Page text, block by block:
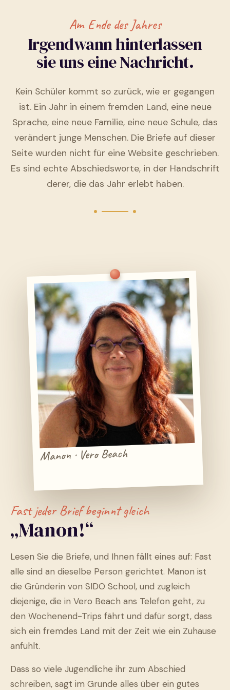
Am Ende des Jahres
Irgendwann hinterlassen
sie uns eine Nachricht.
Kein Schüler kommt so zurück, wie er gegangen
ist. Ein Jahr in einem fremden Land, eine neue
Sprache, eine neue Familie, eine neue Schule, das
verändert junge Menschen. Die Briefe auf dieser
Seite wurden nicht für eine Website geschrieben.
Es sind echte Abschiedsworte, in der Handschrift
derer, die das Jahr erlebt haben.
Manon · Vero Beach
Fast jeder Brief beginnt gleich
„Manon!“
Lesen Sie die Briefe, und Ihnen fällt eines auf: Fast
alle sind an dieselbe Person gerichtet. Manon ist
die Gründerin von SIDO School, und zugleich
diejenige, die in Vero Beach ans Telefon geht, zu
den Wochenend-Trips fährt und dafür sorgt, dass
sich ein fremdes Land mit der Zeit wie ein Zuhause
anfühlt.
Dass so viele Jugendliche ihr zum Abschied
schreiben, sagt im Grunde alles über ein gutes